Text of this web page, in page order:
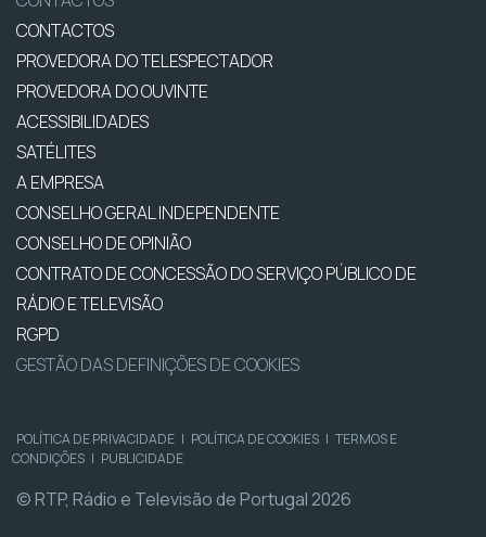
CONTACTOS
PROVEDORA DO TELESPECTADOR
PROVEDORA DO OUVINTE
ACESSIBILIDADES
SATÉLITES
A EMPRESA
CONSELHO GERAL INDEPENDENTE
CONSELHO DE OPINIÃO
CONTRATO DE CONCESSÃO DO SERVIÇO PÚBLICO DE
RÁDIO E TELEVISÃO
RGPD
GESTÃO DAS DEFINIÇÕES DE COOKIES
POLÍTICA DE PRIVACIDADE | POLÍTICA DE COOKIES | TERMOS E
CONDIÇÕES | PUBLICIDADE
© RTP, Rádio e Televisão de Portugal 2026